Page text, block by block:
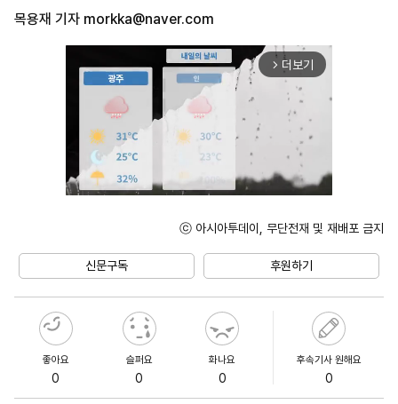
목용재 기자 morkka@naver.com
arrow_forward_ios 더보기
ⓒ 아시아투데이, 무단전재 및 재배포 금지
신문구독 후원하기
좋아요
0
슬퍼요
0
화나요
0
후속기사 원해요
0